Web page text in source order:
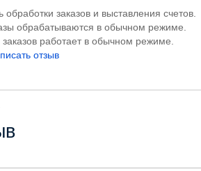
заказов и выставления счетов.
обрабатываются в обычном режиме.
работает в обычном режиме.
отзыв